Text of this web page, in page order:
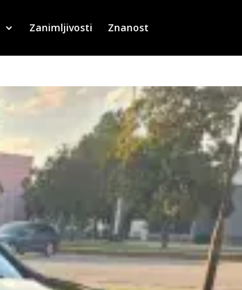
Zanimljivosti Znanost